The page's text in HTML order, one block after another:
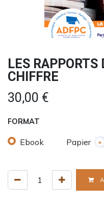
LES
CHIFFRE
30,00 €
FORMAT
Ebook Papier +